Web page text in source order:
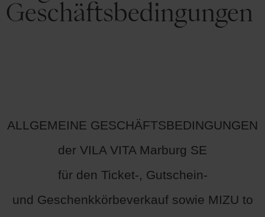
Geschäftsbedingungen
ALLGEMEINE GESCHÄFTSBEDINGUNGEN
der VILA VITA Marburg SE
für den Ticket-, Gutschein-
und Geschenkkörbeverkauf sowie MIZU to